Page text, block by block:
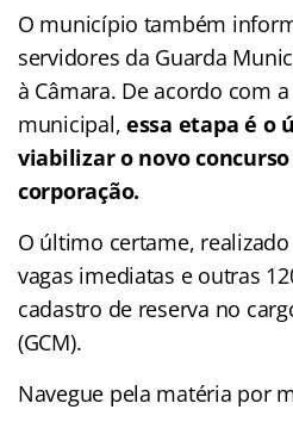
O município também
servidores da Guarda
à Câmara. De acordo com
municipal,essa etapa é o
viabilizar o novo
corporação.
O último certame,
vagas imediatas e outras
cadastro de reserva no
(GCM).
Navegue pela matéria por